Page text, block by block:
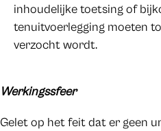
inhoudelijke toetsing of
tenuitvoerlegging moeten
verzocht wordt.
Werkingssfeer
Gelet op het feit dat er geen